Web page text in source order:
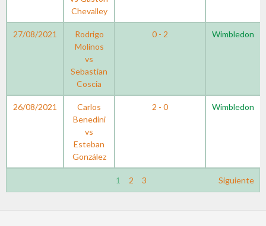
Chevalley
27/08/2021
Rodrigo
Molinos
vs
Sebastian
Coscia
0 - 2 Wimbledon
26/08/2021
Carlos
Benedini
vs
Esteban
González
2 - 0 Wimbledon
1 2 3 Siguiente